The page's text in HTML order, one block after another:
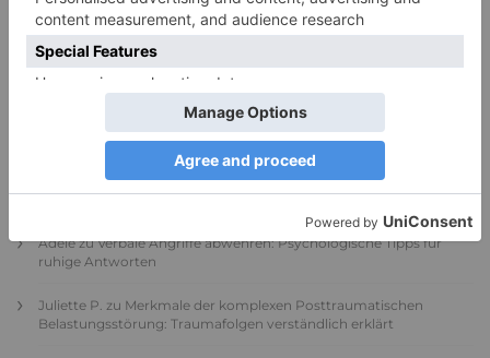
9. Juli 2026 0
NEUESTE KOMMENTARE
Verbale Angriffe abwehren: Psychologische Tipps für
ruhige Antworten
Verbale Angriffe abwehren: Psychologische Tipps für
ruhige Antworten
AdelezuVerbale Angriffe abwehren: Psychologische Tipps für
ruhige Antworten
Juliette P. zu Merkmale der komplexen Posttraumatischen
Belastungsstörung: Traumafolgen verständlich erklärt